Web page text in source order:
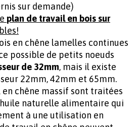
sur demande)
plan de travail en bois sur
en chêne lamelles continues
possible de petits noeuds
de 32mm, mais il existe
22mm, 42mm et 65mm.
chêne massif sont traitées
naturelle alimentaire qui
à une utilisation en